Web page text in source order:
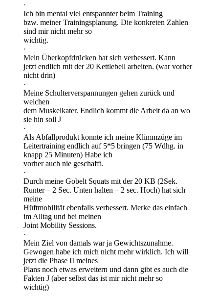
·
Ich bin mental viel entspannter beim Training
bzw. meiner Trainingsplanung. Die konkreten Zahlen
sind mir nicht mehr so
wichtig.
·
Mein Überkopfdrücken hat sich verbessert. Kann
jetzt endlich mit der 20 Kettlebell arbeiten. (war vorher
nicht drin)
·
Meine Schulterverspannungen gehen zurück und
weichen
dem Muskelkater. Endlich kommt die Arbeit da an wo
sie hin soll J
·
Als Abfallprodukt konnte ich meine Klimmzüge im
Leitertraining endlich auf 5*5 bringen (75 Wdhg. in
knapp 25 Minuten) Habe ich
vorher auch nie geschafft.
·
Durch meine Gobelt Squats mit der 20 KB (2Sek.
Runter – 2 Sec. Unten halten – 2 sec. Hoch) hat sich
meine
Hüftmobilität ebenfalls verbessert. Merke das einfach
im Alltag und bei meinen
Joint Mobility Sessions.
·
Mein Ziel von damals war ja Gewichtszunahme.
Gewogen habe ich mich nicht mehr wirklich. Ich will
jetzt die Phase II meines
Plans noch etwas erweitern und dann gibt es auch die
Fakten J (aber selbst das ist mir nicht mehr so
wichtig)